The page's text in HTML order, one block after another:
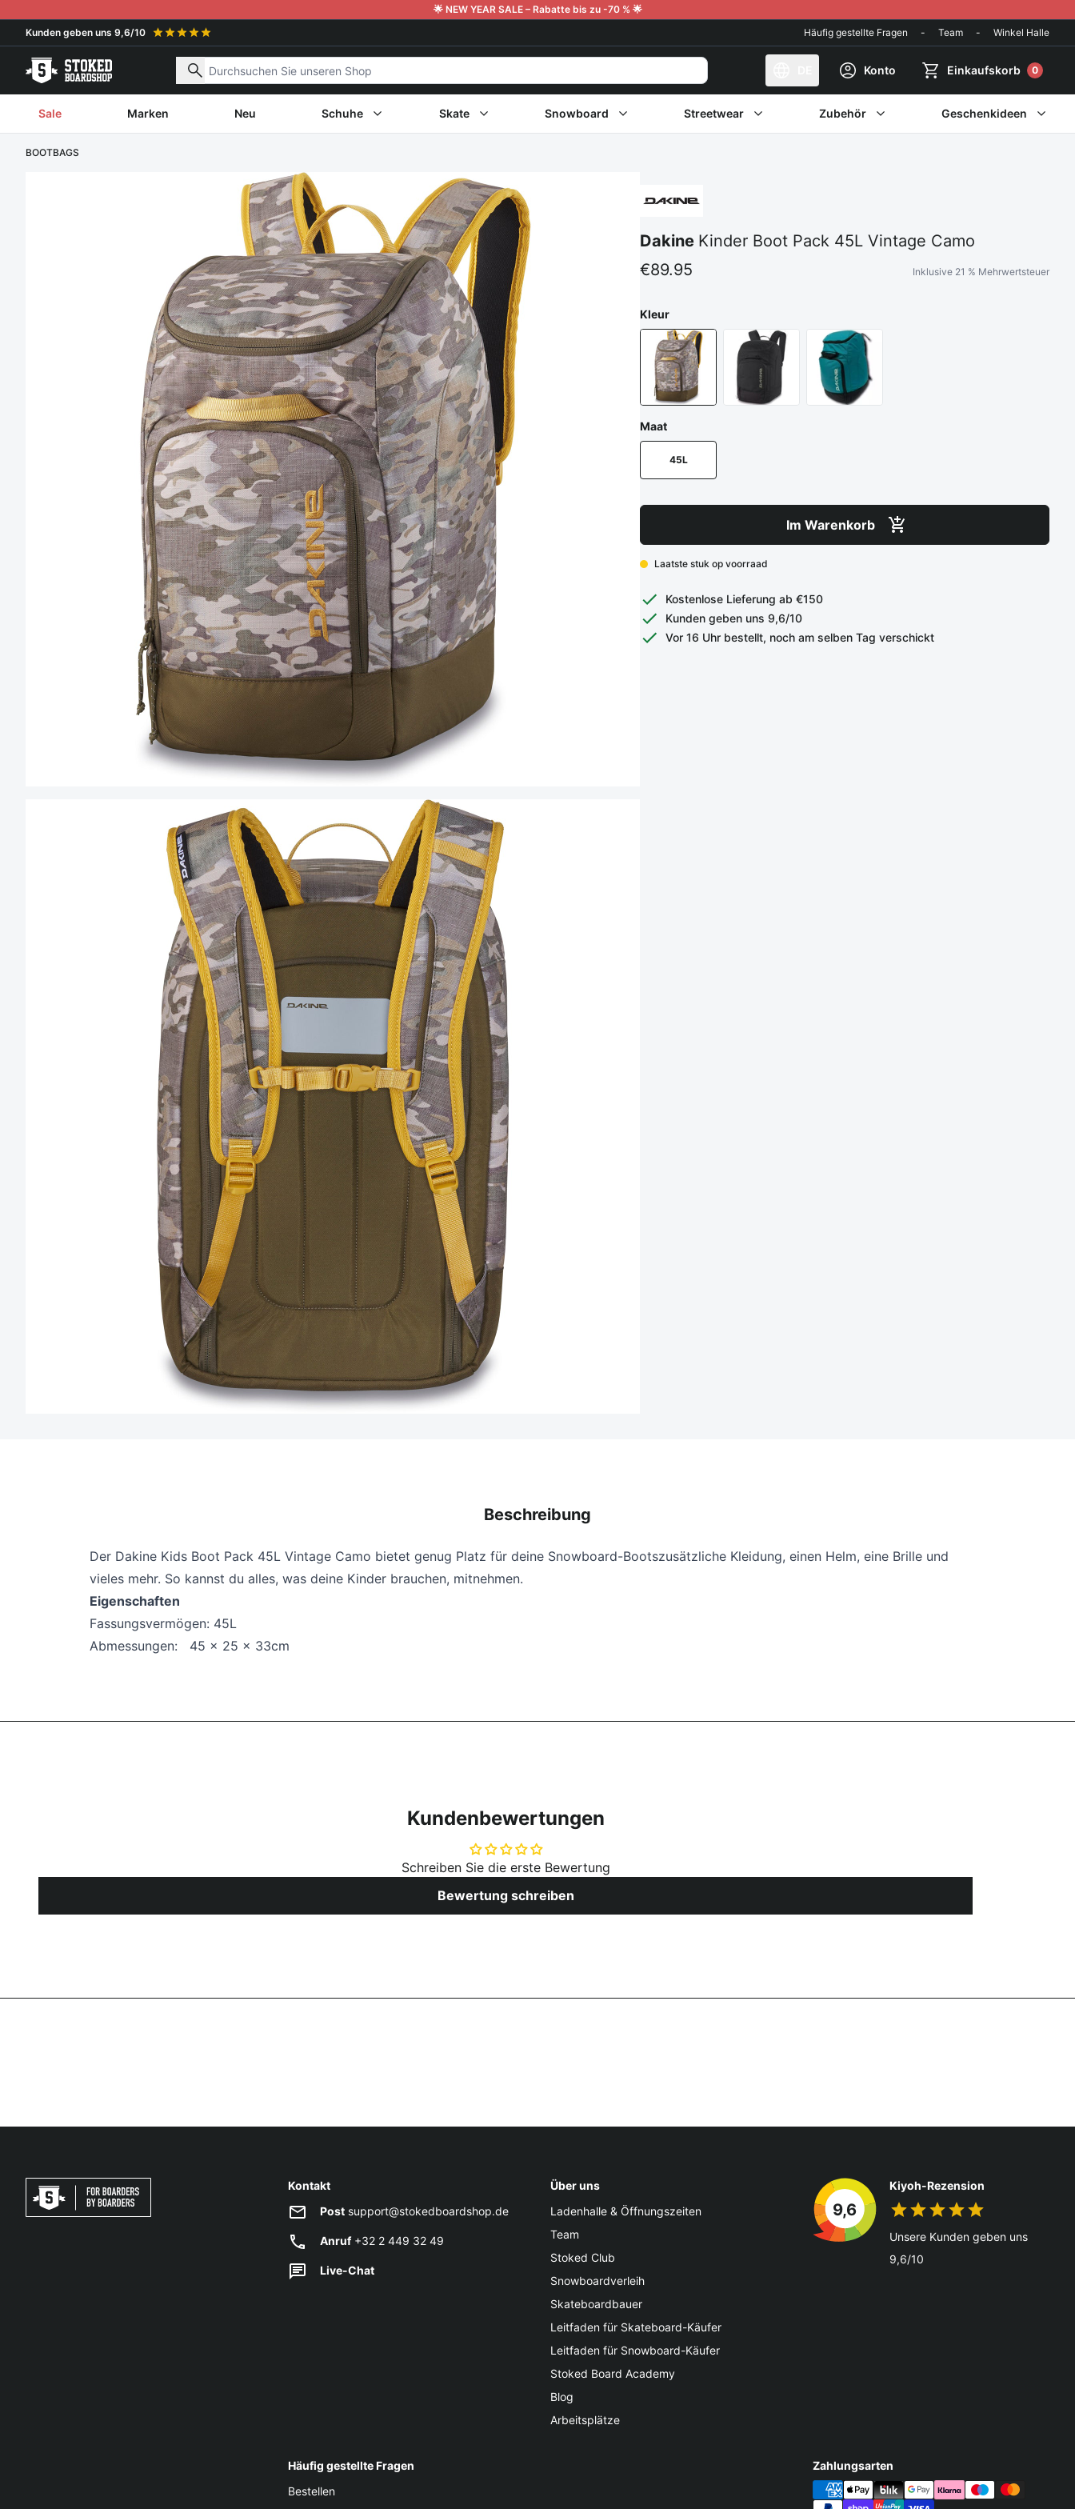
🌟 NEW YEAR SALE – Rabatte bis zu -70 % 🌟
Kunden geben uns 9,6/10
Häufig gestellte Fragen - Team - Winkel Halle
Konto Einkaufskorb 0
Nach Produkten suchen
Sale Marken Neu Schuhe Skate Snowboard Streetwear Zubehör Geschenkideen
BOOTBAGS
Dakine Kinder Boot Pack 45L Vintage Camo
€89.95
Inklusive 21 % Mehrwertsteuer
Kleur
Maat
45L
Im Warenkorb
Laatste stuk op voorraad
Kostenlose Lieferung ab €150
Kunden geben uns 9,6/10
Vor 16 Uhr bestellt, noch am selben Tag verschickt
Beschreibung
Der Dakine Kids Boot Pack 45L Vintage Camo bietet genug Platz für deine Snowboard-Bootszusätzliche Kleidung, einen Helm, eine Brille und
vieles mehr. So kannst du alles, was deine Kinder brauchen, mitnehmen.
Eigenschaften
Fassungsvermögen: 45L
Abmessungen:
45 x 25 x 33cm
Kundenbewertungen
Schreiben Sie die erste Bewertung
Bewertung schreiben
Häufig gestellte Fragen
Bestellen
Über uns
Ladenhalle & Öffnungszeiten
Team
Stoked Club
Snowboardverleih
Skateboardbauer
Leitfaden für Skateboard-Käufer
Leitfaden für Snowboard-Käufer
Stoked Board Academy
Blog
Arbeitsplätze
Kontakt
Post support@stokedboardshop.de
Anruf+32 2 449 32 49
Live-Chat
9,6
Kiyoh-Rezension
Unsere Kunden geben uns
9,6/10
Zahlungsarten